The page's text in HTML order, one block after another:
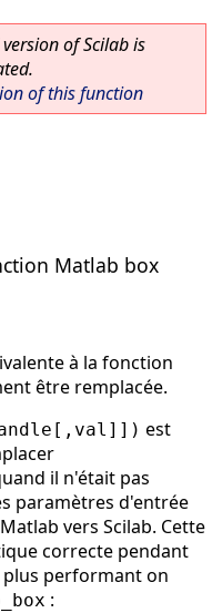
of Scilab is
of this function
Matlab box
à la fonction
être remplacée.
est
il n'était pas
paramètres d'entrée
vers Scilab. Cette
correcte pendant
performant on
: